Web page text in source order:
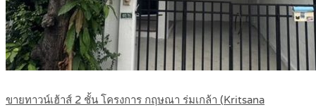
ขายทาวน์เฮ้าส์ 2 ชั้น โครงการ กฤษณา ร่มเกล้า (Kritsana